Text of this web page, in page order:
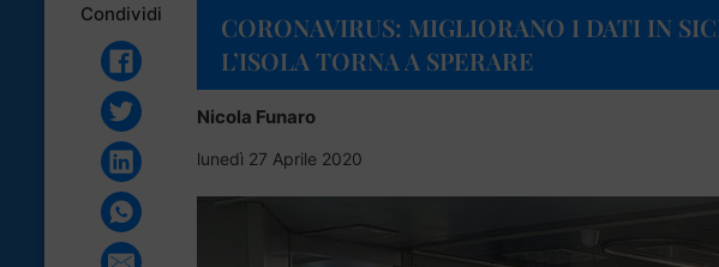
Condividi
CORONAVIRUS: MIGLIORANO I DATI IN
L’ISOLA TORNA A SPERARE
Nicola Funaro
lunedì 27 Aprile 2020